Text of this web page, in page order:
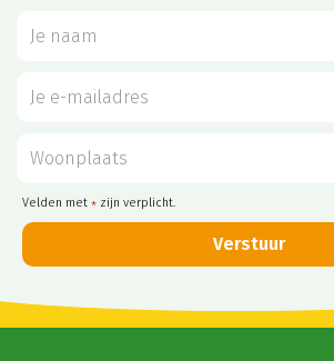
Velden met * zijn verplicht.